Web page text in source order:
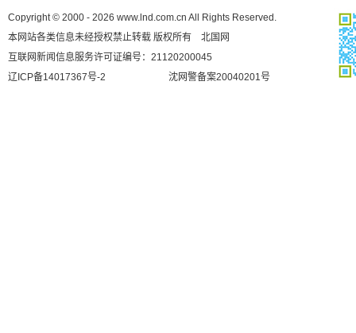
Copyright © 2000 - 2026 www.lnd.com.cn All Rights Reserved.
本网站各类信息未经授权禁止转载 版权所有 北国网
互联网新闻信息服务许可证编号：21120200045
辽ICP备14017367号-2
沈网警备案20040201号